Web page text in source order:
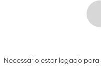
Necessário estar logado